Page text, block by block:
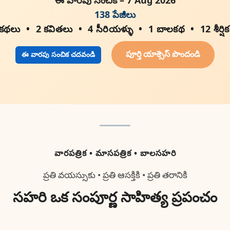
138 పేజీలు
2 కవితలు 4 సీరియళ్ళు 1 బాలకథ 12
ఈ వారపు సంచిక చదవండి పూర్తి యాక్సెస్ పొందండి
వారపత్రిక • మాసపత్రిక • బాలసహరి
ప్రతి వయస్సుకు • ప్రతి ఆసక్తికి • ప్రతి తరానికి
సహరి ఒక సంపూర్ణ సాహిత్య ప్రపంచం